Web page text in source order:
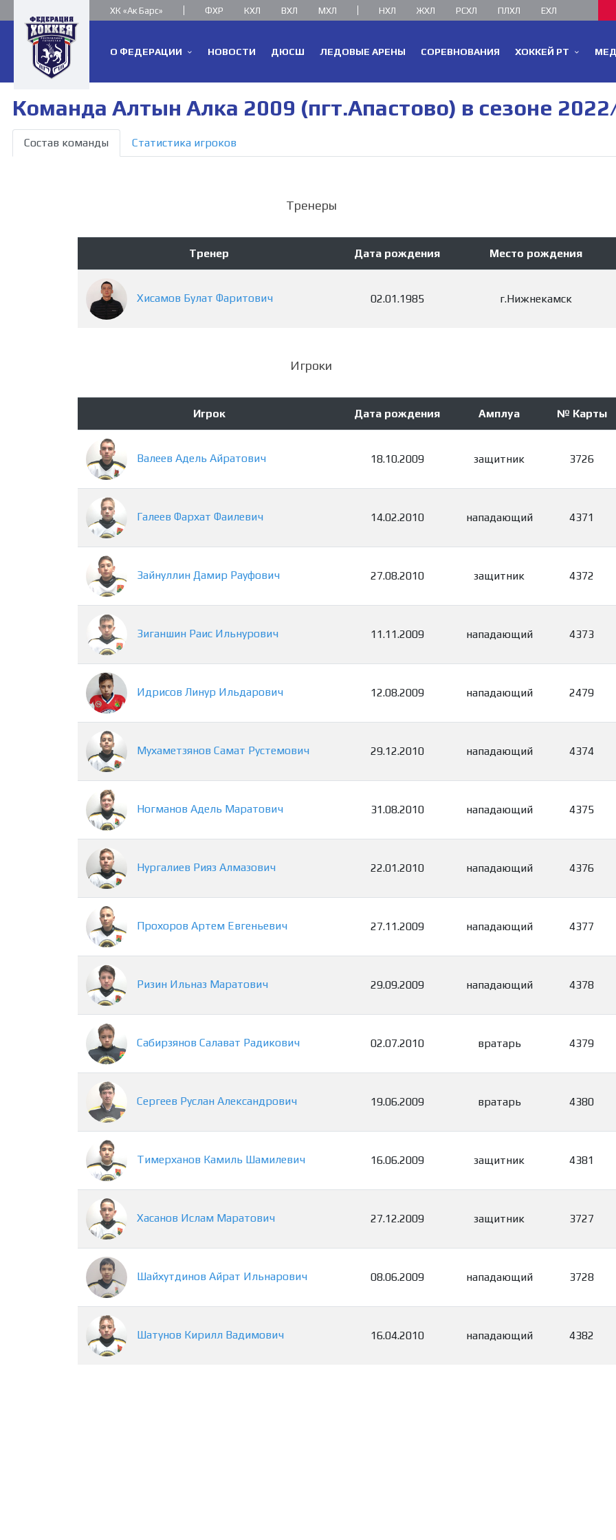
ХК «Ак Барс» ФХР КХЛ ВХЛ МХЛ НХЛ ЖХЛ РСХЛ ПЛХЛ ЕХЛ
О ФЕДЕРАЦИИ НОВОСТИ ДЮСШ ЛЕДОВЫЕ АРЕНЫ СОРЕВНОВАНИЯ ХОККЕЙ РТ
Команда Алтын Алка 2009 (пгт.Апастово) в сезоне
Состав команды Статистика игроков
Тренеры
Тренер Дата рождения Место рождения
Хисамов Булат Фаритович 02.01.1985 г.Нижнекамск
Игроки
Игрок Дата рождения Амплуа № Карты
Валеев Адель Айратович 18.10.2009 защитник 3726
Галеев Фархат Фаилевич 14.02.2010 нападающий 4371
Зайнуллин Дамир Рауфович 27.08.2010 защитник 4372
Зиганшин Раис Ильнурович 11.11.2009 нападающий 4373
Идрисов Линур Ильдарович 12.08.2009 нападающий 2479
Мухаметзянов Самат Рустемович 29.12.2010 нападающий 4374
Ногманов Адель Маратович 31.08.2010 нападающий 4375
Нургалиев Рияз Алмазович 22.01.2010 нападающий 4376
Прохоров Артем Евгеньевич 27.11.2009 нападающий 4377
Ризин Ильназ Маратович 29.09.2009 нападающий 4378
Сабирзянов Салават Радикович 02.07.2010 вратарь 4379
Сергеев Руслан Александрович 19.06.2009 вратарь 4380
Тимерханов Камиль Шамилевич 16.06.2009 защитник 4381
Хасанов Ислам Маратович 27.12.2009 защитник 3727
Шайхутдинов Айрат Ильнарович 08.06.2009 нападающий 3728
Шатунов Кирилл Вадимович 16.04.2010 нападающий 4382